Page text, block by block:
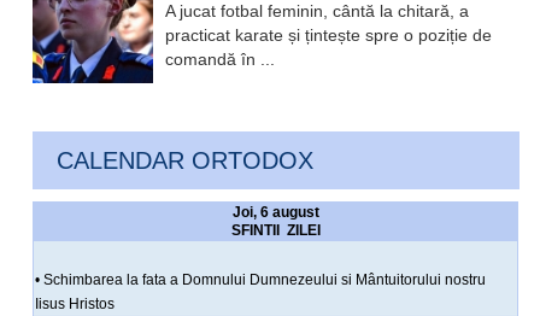
A jucat fotbal feminin, cântă la chitară, a
practicat karate și țintește spre o poziție de
comandă în ...
CALENDAR ORTODOX
Joi, 6 august
SFINTII ZILEI
• Schimbarea la fata a Domnului Dumnezeului si Mântuitorului nostru
Iisus Hristos